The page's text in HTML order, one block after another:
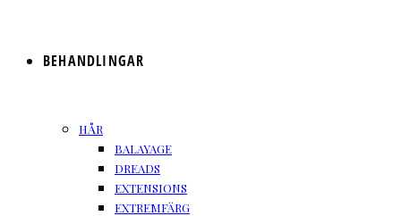
BEHANDLINGAR
HÅR
BALAYAGE
DREADS
EXTENSIONS
EXTREMFÄRG